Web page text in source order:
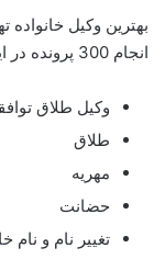
بهترین وکیل خانواده
انجام 300 پرونده در این زمینه (خانواده) که شامل :
وکیل طلاق
طلاق
مهریه
حضانت
تغییر نام و نام